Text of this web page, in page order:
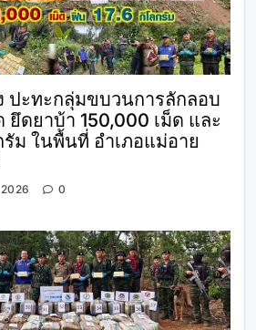
ปะทะกลุ่มขบวนการลักลอบ
ยึดยาบ้า 150,000 เม็ด และ
ม ในพื้นที่ อำเภอแม่อาย
0